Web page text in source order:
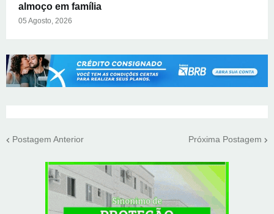
almoço em família
05 Agosto, 2026
Postagem Anterior Próxima Postagem